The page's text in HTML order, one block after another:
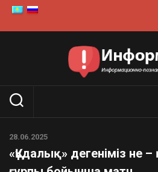
Skip
content
28.06.2025
«Құдалық» дегеніміз не